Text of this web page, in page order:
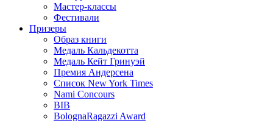
Мастер-классы
Фестивали
Призеры
Образ книги
Медаль Кальдекотта
Медаль Кейт Гринуэй
Премия Андерсена
Список New York Times
Nami Concours
BIB
BolognaRagazzi Award